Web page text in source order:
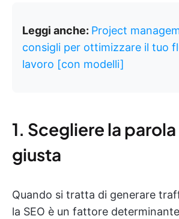
Leggi anche: Project
consigli per ottimizzare il tuo
lavoro [con modelli]
1. Scegliere la
giusta
Quando si tratta di generare
la SEO è un fattore